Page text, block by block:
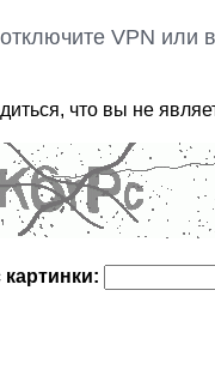
VPN или
что вы не
картинки: